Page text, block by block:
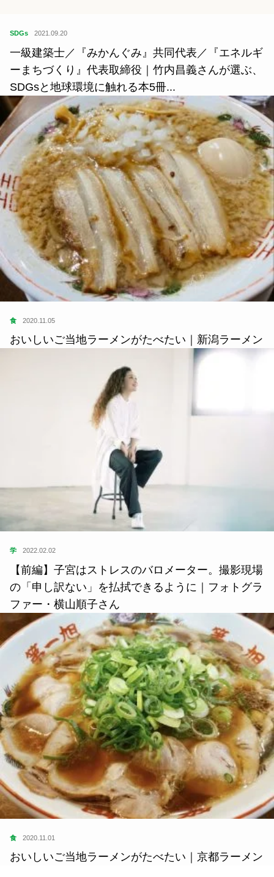
SDGs 2021.09.20
一級建築士／『みかんぐみ』共同代表／『エネルギ
ーまちづくり』代表取締役｜竹内昌義さんが選ぶ、
SDGsと地球環境に触れる本5冊...
食 2020.11.05
おいしいご当地ラーメンがたべたい｜新潟ラーメン
学 2022.02.02
【前編】子宮はストレスのバロメーター。撮影現場
の「申し訳ない」を払拭できるように｜フォトグラ
ファー・横山順子さん
食 2020.11.01
おいしいご当地ラーメンがたべたい｜京都ラーメン